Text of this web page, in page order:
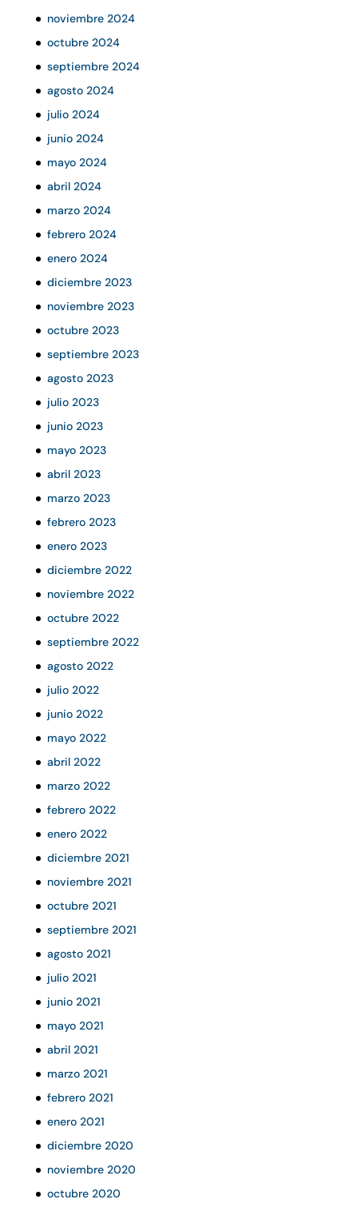
noviembre 2024
octubre 2024
septiembre 2024
agosto 2024
julio 2024
junio 2024
mayo 2024
abril 2024
marzo 2024
febrero 2024
enero 2024
diciembre 2023
noviembre 2023
octubre 2023
septiembre 2023
agosto 2023
julio 2023
junio 2023
mayo 2023
abril 2023
marzo 2023
febrero 2023
enero 2023
diciembre 2022
noviembre 2022
octubre 2022
septiembre 2022
agosto 2022
julio 2022
junio 2022
mayo 2022
abril 2022
marzo 2022
febrero 2022
enero 2022
diciembre 2021
noviembre 2021
octubre 2021
septiembre 2021
agosto 2021
julio 2021
junio 2021
mayo 2021
abril 2021
marzo 2021
febrero 2021
enero 2021
diciembre 2020
noviembre 2020
octubre 2020